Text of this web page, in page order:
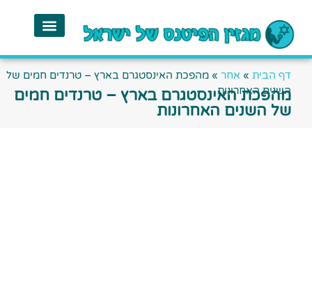
דף הבית » אחר » מהפכת האינסטגרם בארץ – טרנדים חמים של
השנים האחרונות
מהפכת האינסטגרם בארץ – טרנדים חמים
של השנים האחרונות